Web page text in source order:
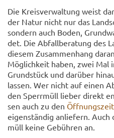
Die Kreis­ver­wal­tung weist
der Natur nicht nur das
son­dern auch Boden,
det. Die Ab­fall­be­ra­tung des
die­sem Zu­sam­men­hang
Mög­lich­keit haben, zwei Mal
Grund­stück und dar­über
las­sen. Wer nicht auf einen
den Sperr­müll lie­ber di­rekt
sen auch zu den
ei­gen­stän­dig an­lie­fern.
müll keine Ge­büh­ren an.